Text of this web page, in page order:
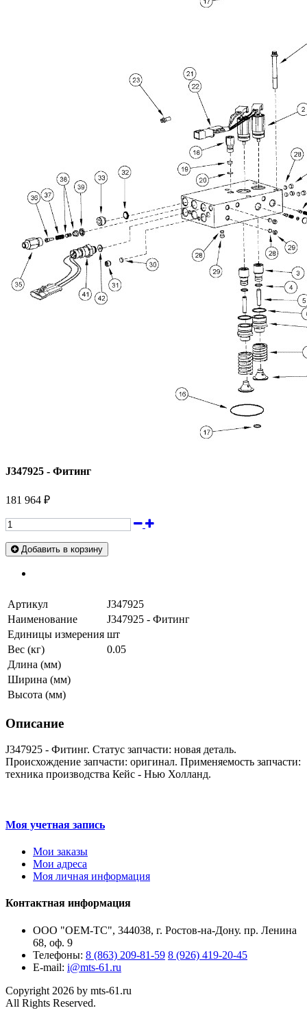
J347925 - Фитинг
181 964 ₽
Добавить в корзину
Артикул
J347925
Наименование
J347925 - Фитинг
Единицы измерения шт
Вес (кг)
0.05
Длина (мм)
Ширина (мм)
Высота (мм)
Описание
J347925 - Фитинг. Статус запчасти: новая деталь.
Происхождение запчасти: оригинал. Применяемость запчасти:
техника производства Кейс - Нью Холланд.
Моя учетная запись
Мои заказы
Мои адреса
Моя личная информация
Контактная информация
ООО "ОЕМ-ТС", 344038, г. Ростов-на-Дону. пр. Ленина
68, оф. 9
Телефоны: 8 (863) 209-81-59 8 (926) 419-20-45
E-mail: i@mts-61.ru
Copyright 2026 by mts-61.ru
All Rights Reserved.